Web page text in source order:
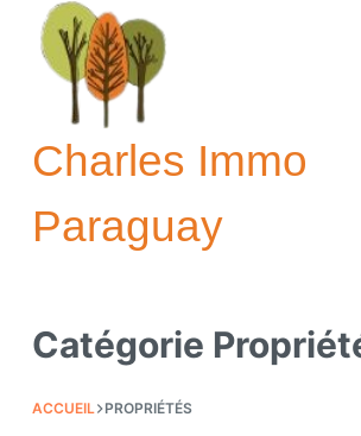
Passer
au
contenu
Charles Immo
Paraguay
Catégorie
ACCUEIL PROPRIÉTÉS